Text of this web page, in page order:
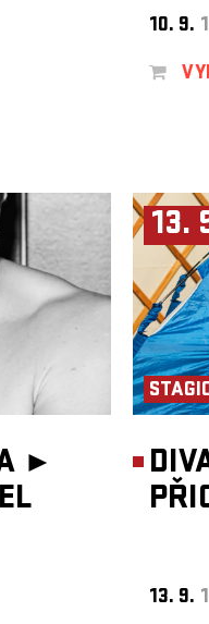
10. 9.
►
13.
13. 9.